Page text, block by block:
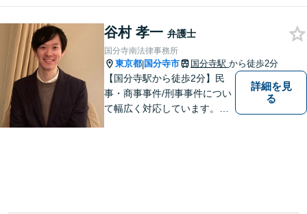
谷村 孝一 弁護士
国分寺南法律事務所
東京都|国分寺市 国分寺駅 から徒歩2分
【国分寺駅から徒歩2分】民
事・商事事件/刑事事件につい
て幅広く対応しています。ま
詳細を見
る